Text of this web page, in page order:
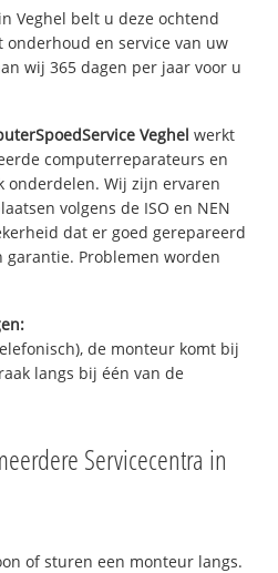
Veghel belt u deze ochtend
onderhoud en service van uw
wij 365 dagen per jaar voor u
Veghel werkt
computerreparateurs en
onderdelen. Wij zijn ervaren
volgens de ISO en NEN
dat er goed gerepareerd
garantie. Problemen worden
de monteur komt bij
langs bij één van de
Servicecentra in
of sturen een monteur langs.